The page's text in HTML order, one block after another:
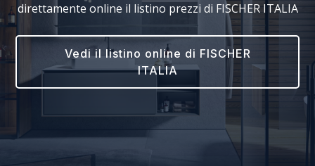
direttamente online il listino prezzi di FISCHER ITALIA
Vedi il listino online di FISCHER
ITALIA